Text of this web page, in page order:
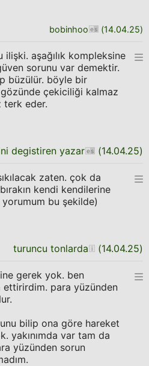
bobinhoo (14.04.25)
aşağılık kompleksine
sorunu var demektir.
büzülür. böyle bir
gözünde çekiciliği kalmaz
terk eder.
degistiren yazar (14.04.25)
zaten. çok da
kendi kendilerine
yorumum bu şekilde)
turuncu tonlarda (14.04.25)
gerek yok. ben
ettirirdim. para yüzünden
bilip ona göre hareket
yakınımda var tam da
yüzünden sorun